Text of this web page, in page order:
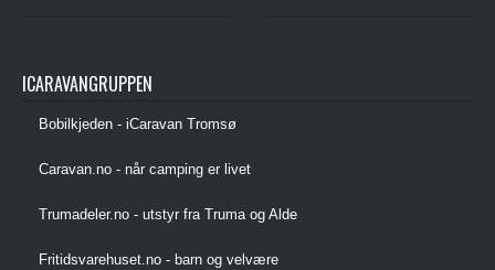
ICARAVANGRUPPEN
Bobilkjeden - iCaravan Tromsø
Caravan.no - når camping er livet
Trumadeler.no - utstyr fra Truma og Alde
Fritidsvarehuset.no - barn og velvære